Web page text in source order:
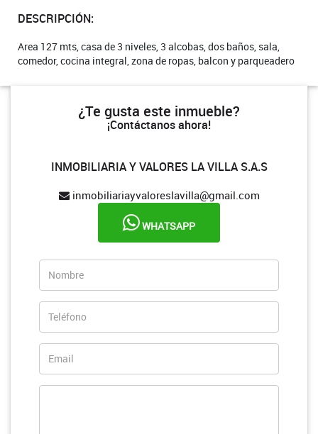
DESCRIPCIÓN:
Area 127 mts, casa de 3 niveles, 3 alcobas, dos baños, sala,
comedor, cocina integral, zona de ropas, balcon y parqueadero
¿Te gusta este inmueble?
¡Contáctanos ahora!
INMOBILIARIA Y VALORES LA VILLA S.A.S
inmobiliariayvaloreslavilla@gmail.com
WHATSAPP